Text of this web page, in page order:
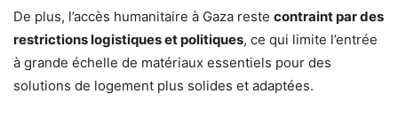
De plus, l’accès humanitaire à Gaza reste contraint par des
restrictions logistiques et politiques, ce qui limite l’entrée
à grande échelle de matériaux essentiels pour des
solutions de logement plus solides et adaptées.